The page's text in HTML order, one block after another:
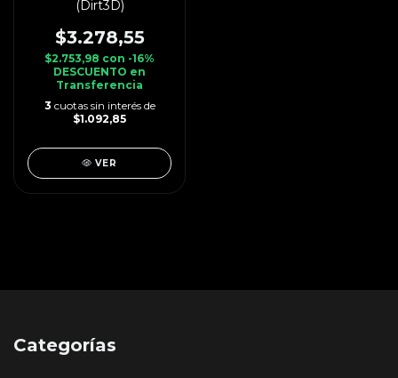
(Dirt3D)
$3.278,55
$2.753,98 con -16%
DESCUENTO en
Transferencia
3 cuotas sin interés de
$1.092,85
VER
Categorías